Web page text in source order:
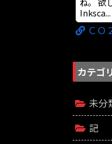
Inksca...
ＣＯ
カテゴ
未分
記